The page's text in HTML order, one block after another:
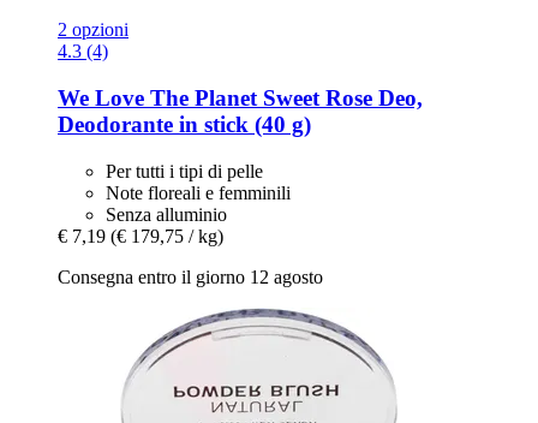
2 opzioni
4.3 (4)
We Love The Planet Sweet Rose Deo,
Deodorante in stick (40 g)
Per tutti i tipi di pelle
Note floreali e femminili
Senza alluminio
€ 7,19 (€ 179,75 / kg)
Consegna entro il giorno 12 agosto